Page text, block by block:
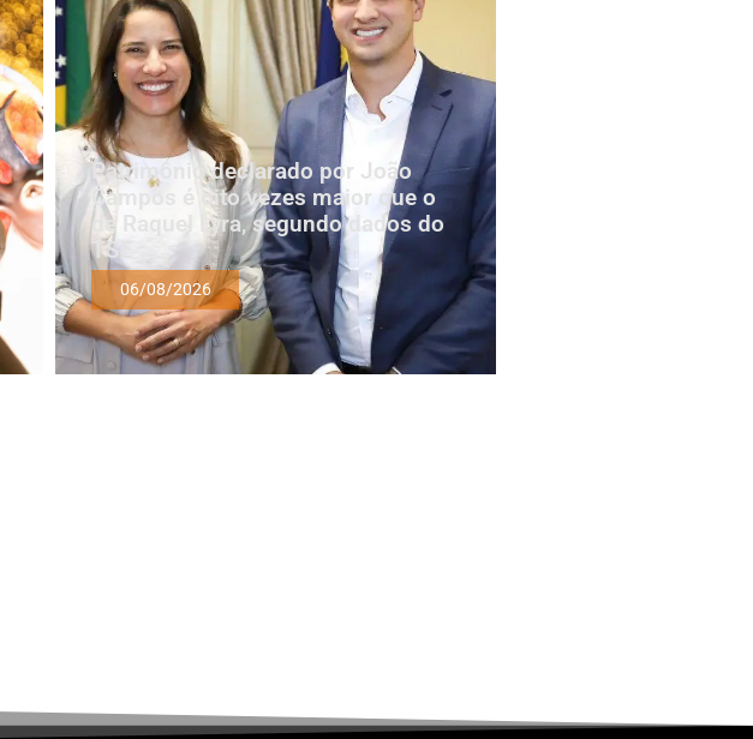
Patrimônio declarado por João
Campos é oito vezes maior que o
de Raquel Lyra, segundo dados do
TSE
06/08/2026